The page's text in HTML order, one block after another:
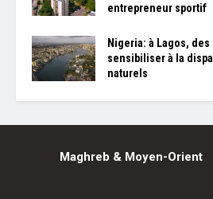
entrepreneur sportif
Nigeria: à Lagos,
sensibiliser à la
naturels
Maghreb & Moyen-Orient